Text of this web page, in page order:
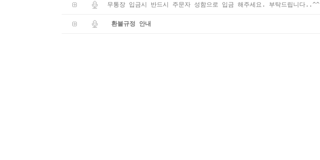
무통장 입금시 반드시 주문자 성함으로 입금 해주세요. 부탁드립니다..^^
환불규정 안내